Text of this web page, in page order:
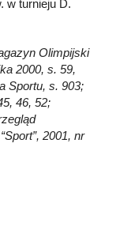
w turnieju D.
Olimpijski
2000, s. 59,
Sportu, s. 903;
46, 52;
2001, nr